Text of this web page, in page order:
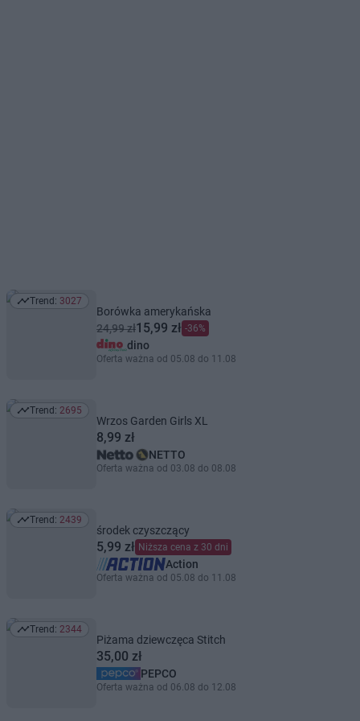
Trend: 3027
Trend: 3027
Borówka amerykańska
24,99 zł15,99 zł -36%
dino
Oferta ważna od 05.08 do 11.08
Trend: 2695
Trend: 2695
Wrzos Garden Girls XL
8,99 zł
NETTO
Oferta ważna od 03.08 do 08.08
Trend: 2439
Trend: 2439
środek czyszczący
5,99 zł Niższa cena z 30 dni
Action
Oferta ważna od 05.08 do 11.08
Trend: 2344
Trend: 2344
Piżama dziewczęca Stitch
35,00 zł
PEPCO
Oferta ważna od 06.08 do 12.08